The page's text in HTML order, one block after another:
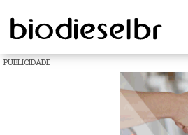
PUBLICIDADE